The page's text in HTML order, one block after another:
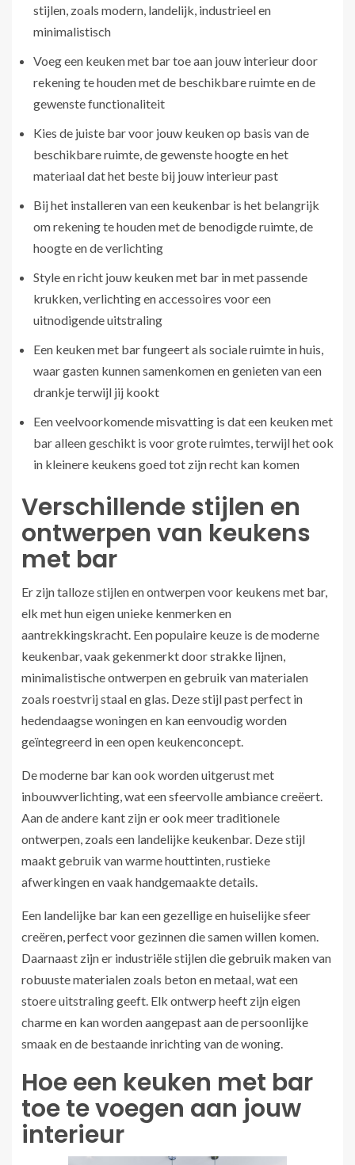
stijlen, zoals modern, landelijk, industrieel en
minimalistisch
Voeg een keuken met bar toe aan jouw interieur door
rekening te houden met de beschikbare ruimte en de
gewenste functionaliteit
Kies de juiste bar voor jouw keuken op basis van de
beschikbare ruimte, de gewenste hoogte en het
materiaal dat het beste bij jouw interieur past
Bij het installeren van een keukenbar is het belangrijk
om rekening te houden met de benodigde ruimte, de
hoogte en de verlichting
Style en richt jouw keuken met bar in met passende
krukken, verlichting en accessoires voor een
uitnodigende uitstraling
Een keuken met bar fungeert als sociale ruimte in huis,
waar gasten kunnen samenkomen en genieten van een
drankje terwijl jij kookt
Een veelvoorkomende misvatting is dat een keuken met
bar alleen geschikt is voor grote ruimtes, terwijl het ook
in kleinere keukens goed tot zijn recht kan komen
Verschillende stijlen en
ontwerpen van keukens
met bar
Er zijn talloze stijlen en ontwerpen voor keukens met bar,
elk met hun eigen unieke kenmerken en
aantrekkingskracht. Een populaire keuze is de moderne
keukenbar, vaak gekenmerkt door strakke lijnen,
minimalistische ontwerpen en gebruik van materialen
zoals roestvrij staal en glas. Deze stijl past perfect in
hedendaagse woningen en kan eenvoudig worden
geïntegreerd in een open keukenconcept.
De moderne bar kan ook worden uitgerust met
inbouwverlichting, wat een sfeervolle ambiance creëert.
Aan de andere kant zijn er ook meer traditionele
ontwerpen, zoals een landelijke keukenbar. Deze stijl
maakt gebruik van warme houttinten, rustieke
afwerkingen en vaak handgemaakte details.
Een landelijke bar kan een gezellige en huiselijke sfeer
creëren, perfect voor gezinnen die samen willen komen.
Daarnaast zijn er industriële stijlen die gebruik maken van
robuuste materialen zoals beton en metaal, wat een
stoere uitstraling geeft. Elk ontwerp heeft zijn eigen
charme en kan worden aangepast aan de persoonlijke
smaak en de bestaande inrichting van de woning.
Hoe een keuken met bar
toe te voegen aan jouw
interieur